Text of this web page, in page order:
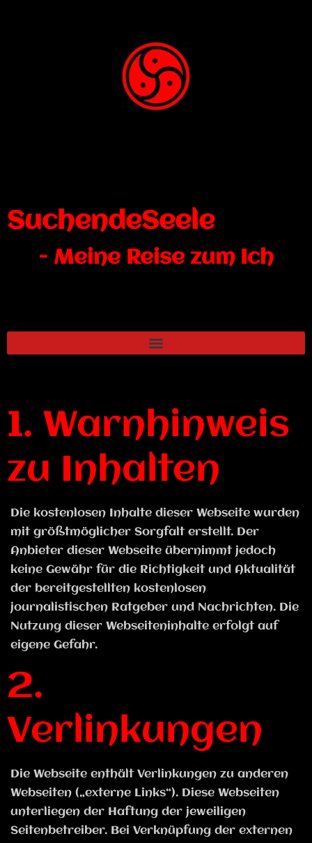
SuchendeSeele
- Meine Reise zum Ich
1. Warnhinweis
zu Inhalten
Die kostenlosen Inhalte dieser Webseite wurden
mit größtmöglicher Sorgfalt erstellt. Der
Anbieter dieser Webseite übernimmt jedoch
keine Gewähr für die Richtigkeit und Aktualität
der bereitgestellten kostenlosen
journalistischen Ratgeber und Nachrichten. Die
Nutzung dieser Webseiteninhalte erfolgt auf
eigene Gefahr.
2.
Verlinkungen
Die Webseite enthält Verlinkungen zu anderen
Webseiten („externe Links“). Diese Webseiten
unterliegen der Haftung der jeweiligen
Seitenbetreiber. Bei Verknüpfung der externen